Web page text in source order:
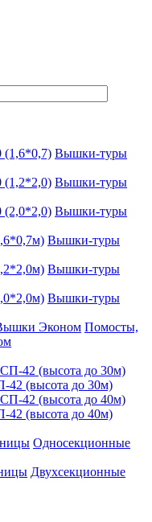
Вышки-туры
Вышки-туры
Вышки-туры
Вышки-туры
Вышки-туры
Вышки-туры
Помосты,
42 (высота до 30м)
42 (высота до 40м)
Односекционные
Двухсекционные